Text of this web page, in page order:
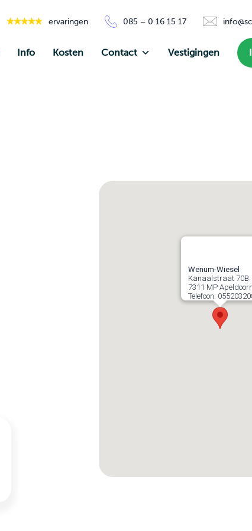
ervaringen 085 – 0 16 15 17
Info Kosten Contact Vestigingen
Wenum-Wiesel
Kanaalstraat 70B
7311 MP Apeldoorn
Telefoon: